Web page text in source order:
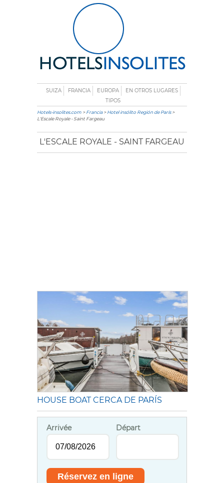
SUIZA FRANCIA EUROPA
EN OTROS LUGARES
TIPOS
Hotels-insolites.com >Francia>Hotel insólito Región de París>
L'Escale Royale - Saint Fargeau
L'ESCALE ROYALE - SAINT FARGEAU
HOUSE BOAT CERCA DE PARÍS
Arrivée Départ